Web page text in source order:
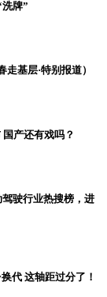
牌”
基层·特别报道）
产还有戏吗？
驶行业热搜榜，进
代 这轴距过分了！